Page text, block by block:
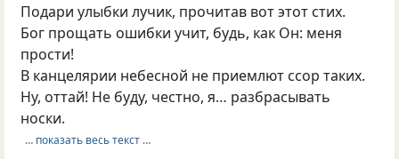
Подари улыбки лучик, прочитав вот этот стих.
Бог прощать ошибки учит, будь, как Он: меня
прости!
В канцелярии небесной не приемлют ссор таких.
Ну, оттай! Не буду, честно, я… разбрасывать
носки.
… показать весь текст …